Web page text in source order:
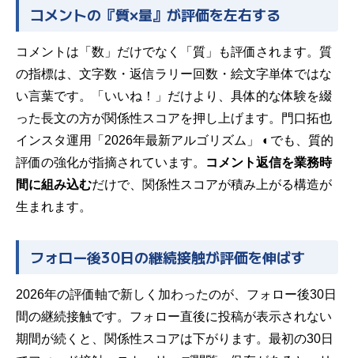
コメントの『質×量』が評価を左右する
コメントは「数」だけでなく「質」も評価されます。質
の指標は、文字数・返信ラリー回数・絵文字単体ではな
い言葉です。「いいね！」だけより、具体的な体験を綴
った長文の方が関係性スコアを押し上げます。
門口拓也
インスタ運用「2026年最新アルゴリズム」 ◐ でも、質的
評価の強化が指摘されています。
コメント返信を業務時
間に組み込むだけで、関係性スコアが積み上がる構造が
生まれます。
フォロー後30日の継続接触が評価を伸ばす
2026年の評価軸で新しく加わったのが、フォロー後30日
間の継続接触です。フォロー直後に投稿が表示されない
期間が続くと、関係性スコアは下がります。最初の30日